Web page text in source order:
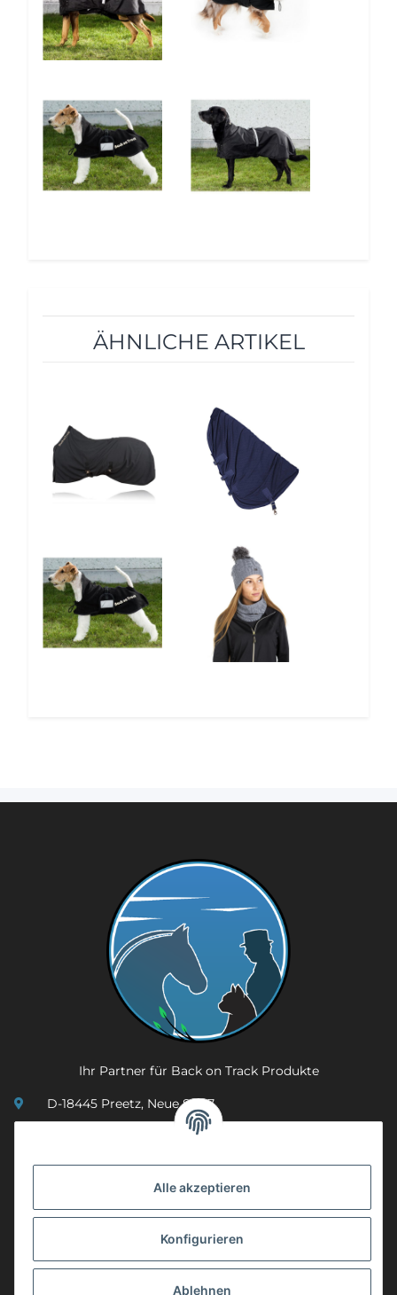
Alle akzeptieren
Konfigurieren
Ablehnen
ÄHNLICHE ARTIKEL
12%
Ihr Partner für Back on Track Produkte
D-18445 Preetz, Neue Str. 7
info@mobility-in-harmony.de
Informationen
Back on Track